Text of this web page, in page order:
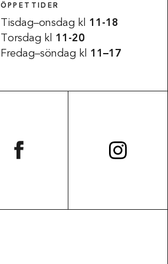
ÖPPETTIDER
Tisdag–onsdag kl 11-18
Torsdag kl 11-20
Fredag–söndag kl 11–17